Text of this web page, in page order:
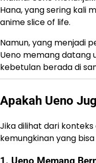
Hana, yang sering kali
anime slice of life.
Namun, yang menjadi
Ueno memang datang
kebetulan berada di
Apakah Ueno
Jika dilihat dari
kemungkinan yang bisa